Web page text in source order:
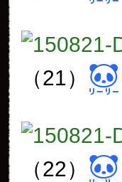
（21）
（22）